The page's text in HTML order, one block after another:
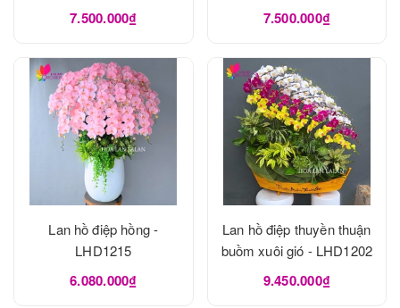
7.500.000₫ 7.500.000₫
Lan hồ điệp hồng -
LHD1215
6.080.000₫
Lan hồ điệp thuyền thuận
buồm xuôi gió - LHD1202
9.450.000₫